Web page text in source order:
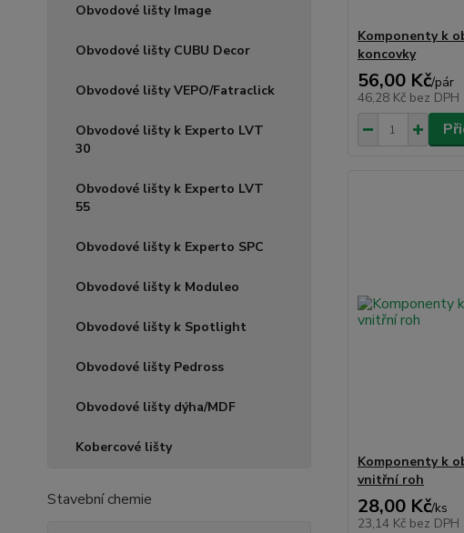
Obvodové lišty Image
Obvodové lišty CUBU Decor
Obvodové lišty VEPO/Fatraclick
Obvodové lišty k Experto LVT
30
Obvodové lišty k Experto LVT
55
Obvodové lišty k Experto SPC
Obvodové lišty k Moduleo
Obvodové lišty k Spotlight
Obvodové lišty Pedross
Obvodové lišty dýha/MDF
Kobercové lišty
Stavební chemie
Komponenty k
koncovky
56,00 Kč/pár
46,28 Kč bez DPH
Komponenty k
vnitřní roh
28,00 Kč/ks
23,14 Kč bez DPH